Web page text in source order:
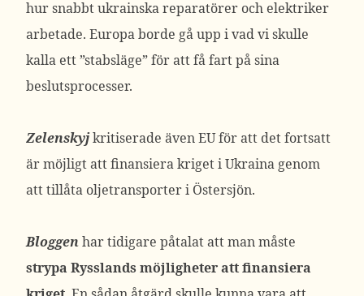
hur snabbt ukrainska reparatörer och elektriker
arbetade. Europa borde gå upp i vad vi skulle
kalla ett ”stabsläge” för att få fart på sina
beslutsprocesser.
Zelenskyjkritiserade även EU för att det fortsatt
är möjligt att finansiera kriget i Ukraina genom
att tillåta oljetransporter i Östersjön.
Bloggenhar tidigare påtalat att man måste
strypa Rysslands möjligheter att finansiera